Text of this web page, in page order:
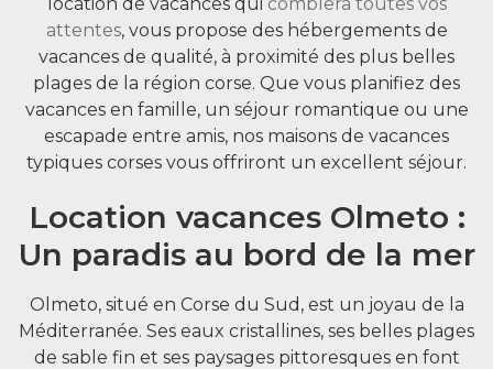
attentes, vous propose des hébergements de
vacances de qualité, à proximité des plus belles
plages de la région corse. Que vous planifiez des
vacances en famille, un séjour romantique ou une
escapade entre amis, nos maisons de vacances
typiques corses vous offriront un excellent séjour.
Location vacances Olmeto :
Un paradis au bord de la mer
Olmeto, situé en Corse du Sud, est un joyau de la
Méditerranée. Ses eaux cristallines, ses belles plages
de sable fin et ses paysages pittoresques en font